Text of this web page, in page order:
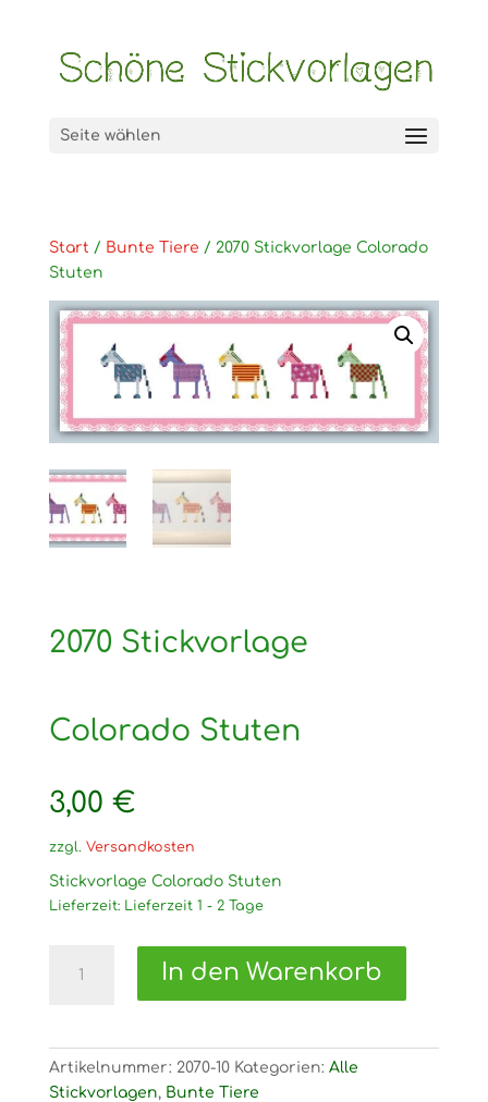
Seite wählen
Start / Bunte Tiere / 2070 Stickvorlage Colorado
Stuten
2070 Stickvorlage
Colorado Stuten
3,00 €
zzgl. Versandkosten
Stickvorlage Colorado Stuten
Lieferzeit: Lieferzeit 1 - 2 Tage
Stickvorlage
In den Warenkorb
Artikelnummer: 2070-10 Kategorien: Alle
Stickvorlagen, Bunte Tiere